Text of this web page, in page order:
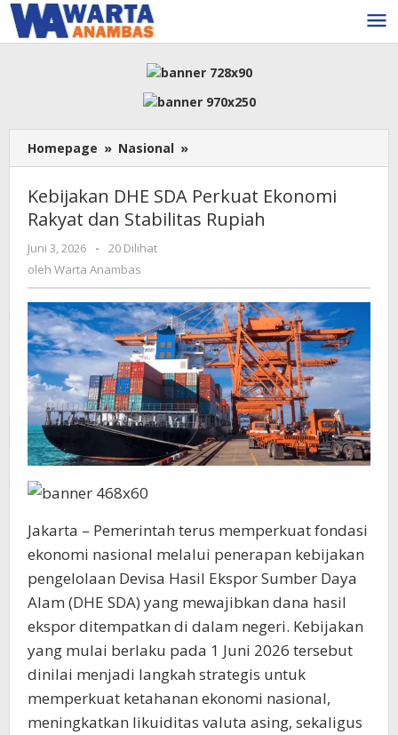
Lewati
ke
konten
Homepage » Nasional »
DHE
Perkuat
Ekonomi
Kebijakan DHE SDA Perkuat Ekonomi
Rakyat dan Stabilitas Rupiah
Juni 3, 2026
oleh
Warta
-
20 Dilihat
oleh Warta Anambas
Jakarta – Pemerintah terus memperkuat fondasi
ekonomi nasional melalui penerapan kebijakan
pengelolaan Devisa Hasil Ekspor Sumber Daya
Alam (DHE SDA) yang mewajibkan dana hasil
ekspor ditempatkan di dalam negeri. Kebijakan
yang mulai berlaku pada 1 Juni 2026 tersebut
dinilai menjadi langkah strategis untuk
memperkuat ketahanan ekonomi nasional,
meningkatkan likuiditas valuta asing, sekaligus